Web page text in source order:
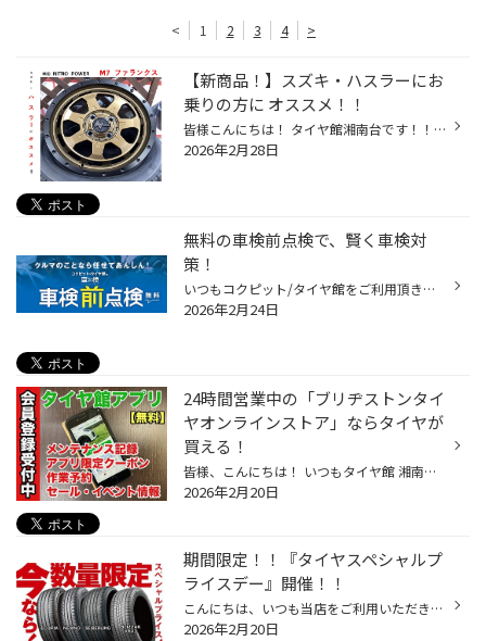
< 1 2 3 4 >
【新商品！】スズキ・ハスラーにお
乗りの方に オススメ！！
皆様こんにちは！ タイヤ館湘南台です！！ 本日は、新しい商品を入荷致しましたのでご紹介♪ それがこちら！ ホイールメーカーMIDさんの商品 NITRO POWER（ナイトロパワー）の新商品 M7 ファランクス の マッドブロンズ！！ サイズは、16X45 4/100 45 です！ マッドブロンズですので 光の当たり方や...
2026年2月28日
無料の車検前点検で、賢く車検対
策！
いつもコクピット/タイヤ館をご利用頂きありがとうございます。 今回は、コクピット/タイヤ館がオススメする「車検前点検」についてご紹介いたします。 【車検前点検は、出費を集中させない、かしこい車検対策です】 ・車検って何？よく分からなくて不安・・・。 ・できれば車検の出費を抑えたい・...
2026年2月24日
24時間営業中の「ブリヂストンタイ
ヤオンラインストア」ならタイヤが
買える！
皆様、こんにちは！ いつもタイヤ館 湘南台店のWebを御覧の皆様ありがとうございます♪ タイヤ館は、あなたの町の "タイヤ専門店"です。 タイヤ館アプリダウンロード LINEお友達登録⇒トーク⇒公式アプリダウンロード 国内タイヤメーカーのブリヂストンが運営している オンラインストア「ブリヂストン...
2026年2月20日
期間限定！！『タイヤスペシャルプ
ライスデー』開催！！
こんにちは、いつも当店をご利用いただきましてありがとうございます。 2/20(金)～3/1(日)まで、コクピット・タイヤ館におきまして、 期間限定！ サイズ限定！！ 数量限定！！！ お得にお買い求めいただける、「タイヤスペシャルプライスデー」がスタートします！ お得なタイヤのご紹介！！ ワゴンR...
2026年2月20日